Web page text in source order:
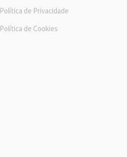
Política de Privacidade
Política de Cookies